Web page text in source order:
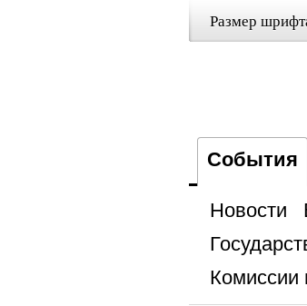
Размер
События
Новости
Комиссии